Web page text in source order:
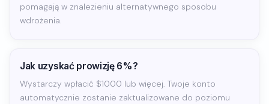
pomagają w znalezieniu alternatywnego sposobu
wdrożenia.
Jak uzyskać prowizję 6%?
Wystarczy wpłacić $1000 lub więcej. Twoje konto
automatycznie zostanie zaktualizowane do poziomu